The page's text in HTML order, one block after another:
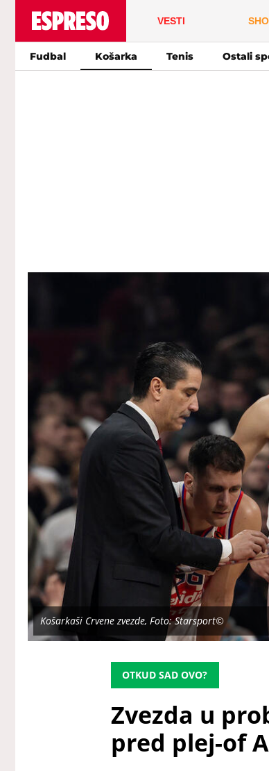
VESTI
Fudbal Košarka Tenis Ostali
Košarkaši Crvene zvezde, Foto: Starsport©
OTKUD SAD OVO?
Zvezda u
pred plej-of